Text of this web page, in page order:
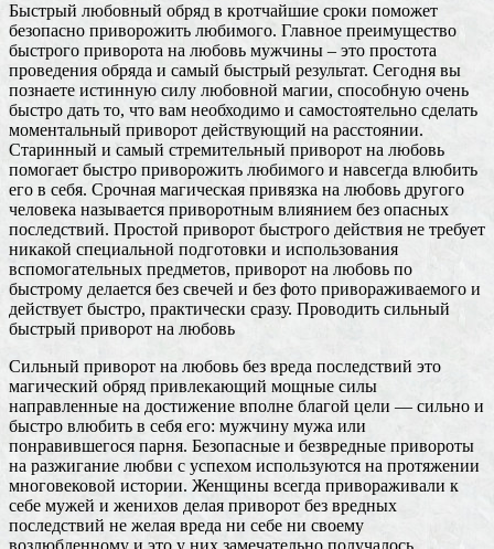
Быстрый любовный обряд в кротчайшие сроки поможет
безопасно приворожить любимого. Главное преимущество
быстрого приворота на любовь мужчины – это простота
проведения обряда и самый быстрый результат. Сегодня вы
познаете истинную силу любовной магии, способную очень
быстро дать то, что вам необходимо и самостоятельно сделать
моментальный приворот действующий на расстоянии.
Старинный и самый стремительный приворот на любовь
помогает быстро приворожить любимого и навсегда влюбить
его в себя. Срочная магическая привязка на любовь другого
человека называется приворотным влиянием без опасных
последствий. Простой приворот быстрого действия не требует
никакой специальной подготовки и использования
вспомогательных предметов, приворот на любовь по
быстрому делается без свечей и без фото привораживаемого и
действует быстро, практически сразу. Проводить сильный
быстрый приворот на любовь
Сильный приворот на любовь без вреда последствий это
магический обряд привлекающий мощные силы
направленные на достижение вполне благой цели — сильно и
быстро влюбить в себя его: мужчину мужа или
понравившегося парня. Безопасные и безвредные привороты
на разжигание любви с успехом используются на протяжении
многовековой истории. Женщины всегда привораживали к
себе мужей и женихов делая приворот без вредных
последствий не желая вреда ни себе ни своему